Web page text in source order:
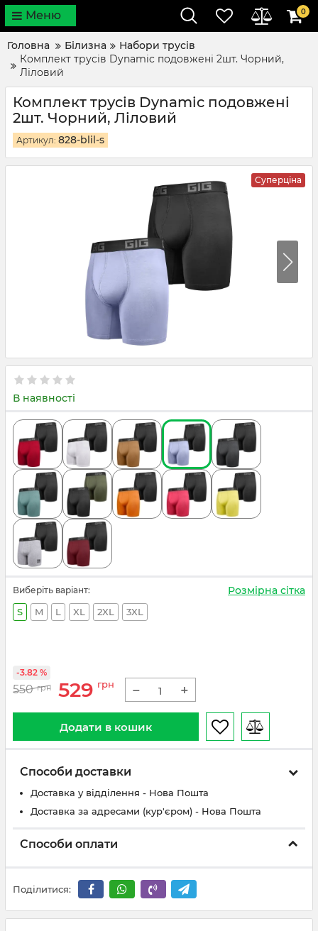
Меню 0
Головна Білизна
Набори трусів
Комплект трусів Dynamic подовжені 2шт. Чорний,
Ліловий
Комплект трусів Dynamic подовжені
2шт. Чорний, Ліловий
Артикул: 828-blil-s
Суперціна
В наявності
Виберіть варіант:
S M L XL 2XL 3XL
Розмірна сітка
550 грн 529 грн
-3.82 %
− +
Додати в кошик
Способи доставки
Доставка у відділення - Нова Пошта
Доставка за адресами (кур'єром) - Нова Пошта
Способи оплати
Поділитися: